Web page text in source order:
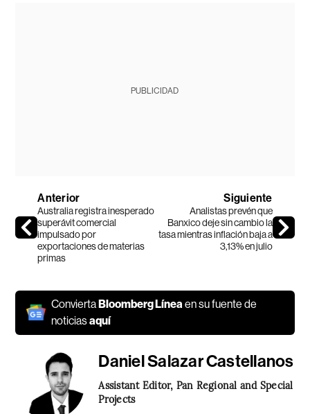
PUBLICIDAD
Anterior
Australia registra inesperado
superávit comercial
impulsado por
exportaciones de materias
primas
Siguiente
Analistas prevén que
Banxico deje sin cambio la
tasa mientras inflación baja a
3,13% en julio
ConviertaBloomberg Línea en su fuente de
noticiasaquí
Daniel Salazar Castellanos
Assistant Editor, Pan Regional and Special
Projects